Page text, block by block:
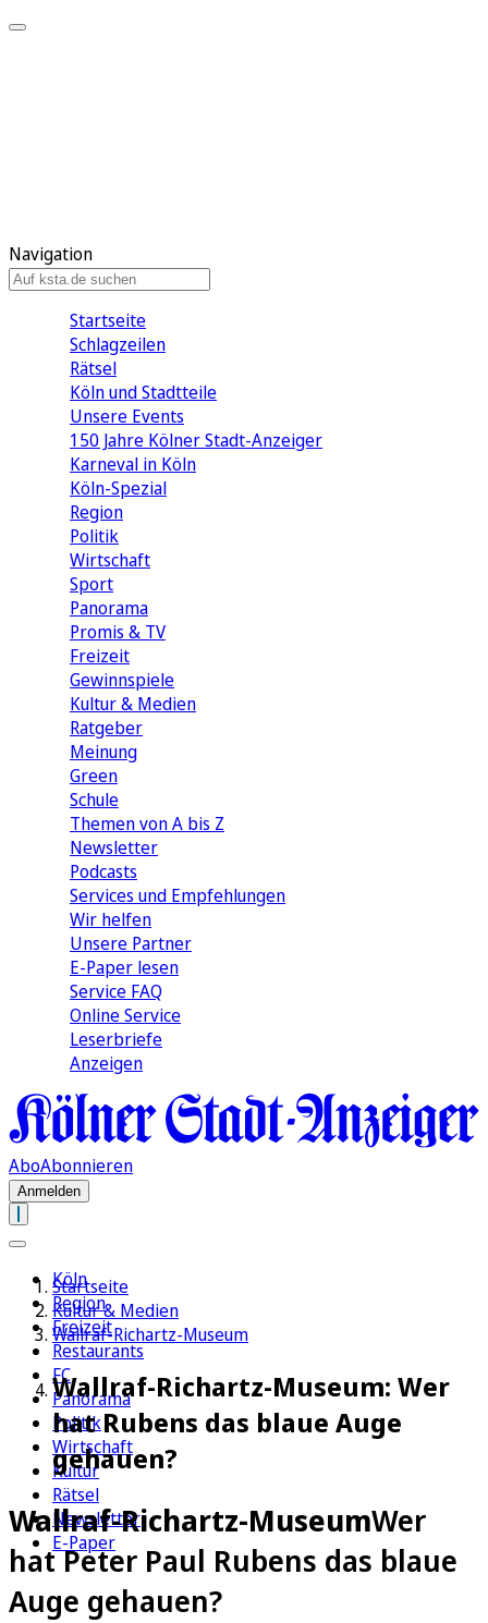
Navigation
Startseite
Schlagzeilen
Rätsel
Köln und Stadtteile
Unsere Events
150 Jahre Kölner Stadt-Anzeiger
Karneval in Köln
Köln-Spezial
Region
Politik
Wirtschaft
Sport
Panorama
Promis & TV
Freizeit
Gewinnspiele
Kultur & Medien
Ratgeber
Meinung
Green
Schule
Themen von A bis Z
Newsletter
Podcasts
Services und Empfehlungen
Wir helfen
Unsere Partner
E-Paper lesen
Service FAQ
Online Service
Leserbriefe
Anzeigen
AboAbonnieren
Anmelden
Köln
Region
Freizeit
Restaurants
FC
Panorama
Politik
Wirtschaft
Kultur
Rätsel
Newsletter
E-Paper
Startseite
Kultur & Medien
Wallraf-Richartz-Museum
Wallraf-Richartz-Museum: Wer
hat Rubens das blaue Auge
gehauen?
Wallraf-Richartz-MuseumWer
hat Peter Paul Rubens das blaue
Auge gehauen?